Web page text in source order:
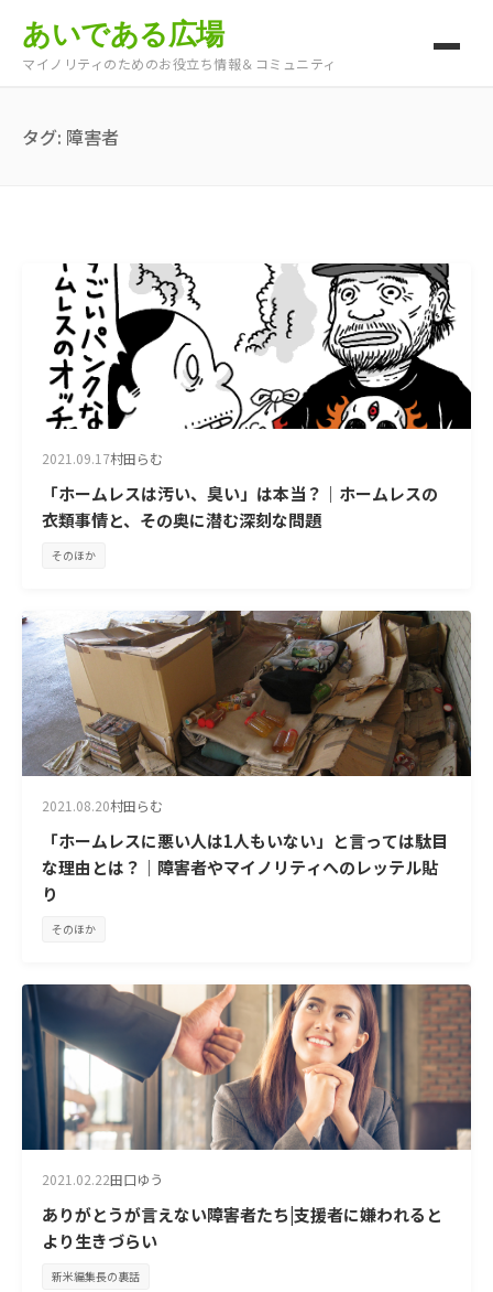
あいである広場
マイノリティのためのお役立ち情報＆コミュニティ
タグ: 障害者
2021.09.17村田らむ
「ホームレスは汚い、臭い」は本当？｜ホームレスの
衣類事情と、その奥に潜む深刻な問題
そのほか
2021.08.20村田らむ
「ホームレスに悪い人は1人もいない」と言っては駄目
な理由とは？｜障害者やマイノリティへのレッテル貼
り
そのほか
2021.02.22田口ゆう
ありがとうが言えない障害者たち|支援者に嫌われると
より生きづらい
新米編集長の裏話